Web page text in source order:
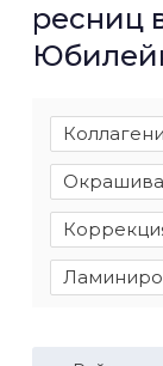
ресниц